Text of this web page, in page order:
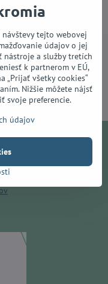
návštevy tejto webovej
údajov o jej
nástroje a služby tretích
k partnerom v EÚ,
„Prijať všetky cookies“
Nižšie môžete nájsť
svoje preferencie.
údajov